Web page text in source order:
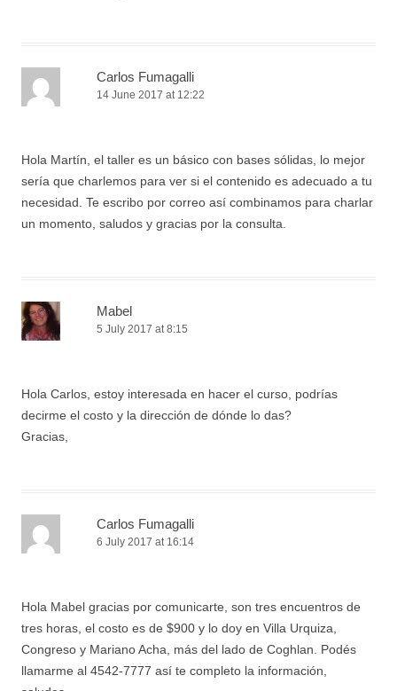
Carlos Fumagalli
14 June 2017 at 12:22
Hola Martín, el taller es un básico con bases sólidas, lo mejor
sería que charlemos para ver si el contenido es adecuado a tu
necesidad. Te escribo por correo así combinamos para charlar
un momento, saludos y gracias por la consulta.
Mabel
5 July 2017 at 8:15
Hola Carlos, estoy interesada en hacer el curso, podrías
decirme el costo y la dirección de dónde lo das?
Gracias,
Carlos Fumagalli
6 July 2017 at 16:14
Hola Mabel gracias por comunicarte, son tres encuentros de
tres horas, el costo es de $900 y lo doy en Villa Urquiza,
Congreso y Mariano Acha, más del lado de Coghlan. Podés
llamarme al 4542-7777 así te completo la información,